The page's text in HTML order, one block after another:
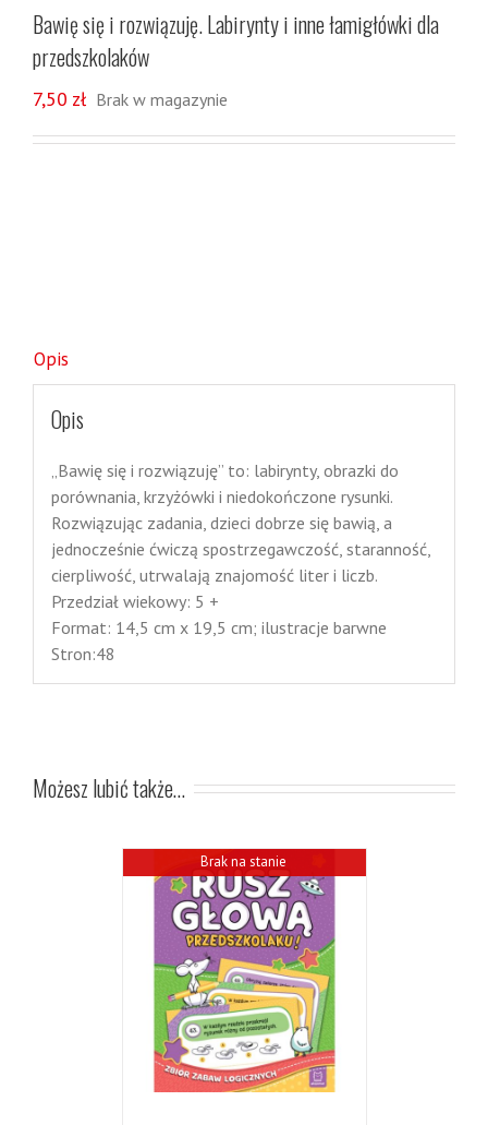
Bawię się i rozwiązuję. Labirynty i inne łamigłówki dla
przedszkolaków
7,50 zł Brak w magazynie
Opis
Opis
„Bawię się i rozwiązuję” to: labirynty, obrazki do
porównania, krzyżówki i niedokończone rysunki.
Rozwiązując zadania, dzieci dobrze się bawią, a
jednocześnie ćwiczą spostrzegawczość, staranność,
cierpliwość, utrwalają znajomość liter i liczb.
Przedział wiekowy: 5 +
Format: 14,5 cm x 19,5 cm; ilustracje barwne
Stron:48
Możesz lubić także…
Brak na stanie